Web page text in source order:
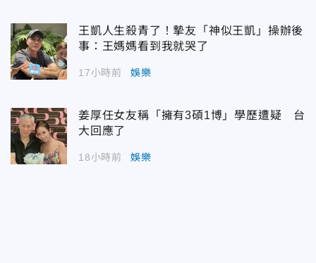
王凱人生殺青了！摯友「神似王凱」操辦後
事：王媽媽看到我就哭了
17小時前 娛樂
姜厚任女友稱「擁有3碩1博」學歷遭疑 台
大回應了
18小時前 娛樂